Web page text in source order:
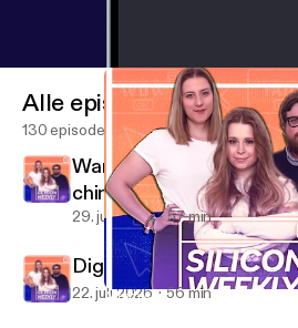
Artemis II: Eine Rückkehr ohne
Alle episoder
130 episoder
Warum die USA plötzlich
chinesische KI schauen
29. juli 2026 57 min
Digitaler Euro: Was soll
22. juli 2026 56 min